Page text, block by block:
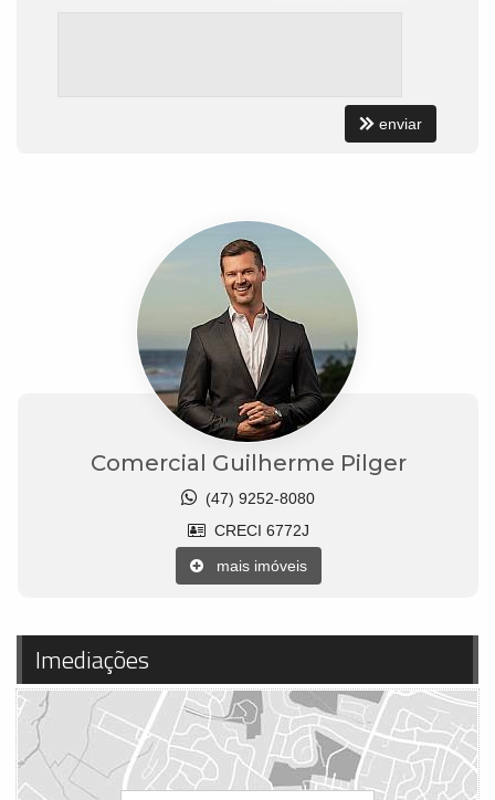
enviar
Comercial Guilherme Pilger
(47) 9252-8080
CRECI 6772J
mais imóveis
Imediações